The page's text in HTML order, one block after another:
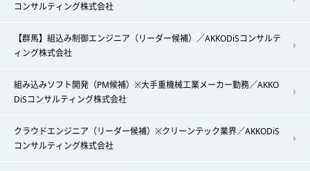
コンサルティング株式会社
【群馬】組込み制御エンジニア（リーダー候補）／AKKODiSコンサルテ
ィング株式会社
組み込みソフト開発（PM候補）※大手重機械工業メーカー勤務／AKKO
DiSコンサルティング株式会社
クラウドエンジニア（リーダー候補）※クリーンテック業界／AKKODiS
コンサルティング株式会社